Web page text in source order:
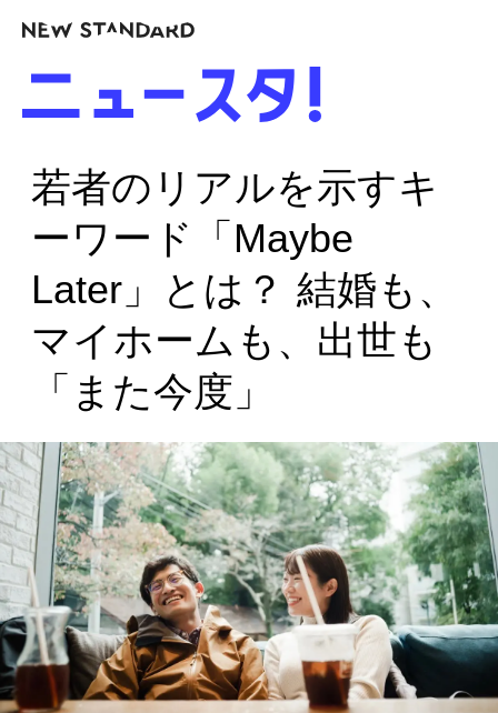
若者のリアルを示すキ
ーワード「Maybe
Later」とは？ 結婚も、
マイホームも、出世も
「また今度」